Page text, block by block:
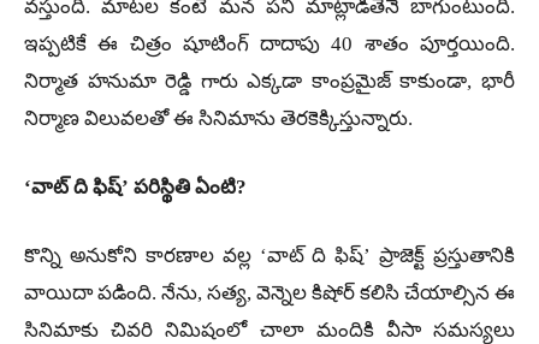
వస్తుంది. మాటల కంటే మన పని మాట్లాడితేనే బాగుంటుంది.
ఇప్పటికే ఈ చిత్రం షూటింగ్ దాదాపు 40 శాతం పూర్తయింది.
నిర్మాత హనుమా రెడ్డి గారు ఎక్కడా కాంప్రమైజ్ కాకుండా, భారీ
నిర్మాణ విలువలతో ఈ సినిమాను తెరకెక్కిస్తున్నారు.
‘వాట్ ది ఫిష్’ పరిస్థితి ఏంటి?
కొన్ని అనుకోని కారణాల వల్ల ‘వాట్ ది ఫిష్’ ప్రాజెక్ట్ ప్రస్తుతానికి
వాయిదా పడింది. నేను, సత్య, వెన్నెల కిషోర్ కలిసి చేయాల్సిన ఈ
సినిమాకు చివరి నిమిషంలో చాలా మందికి వీసా సమస్యలు